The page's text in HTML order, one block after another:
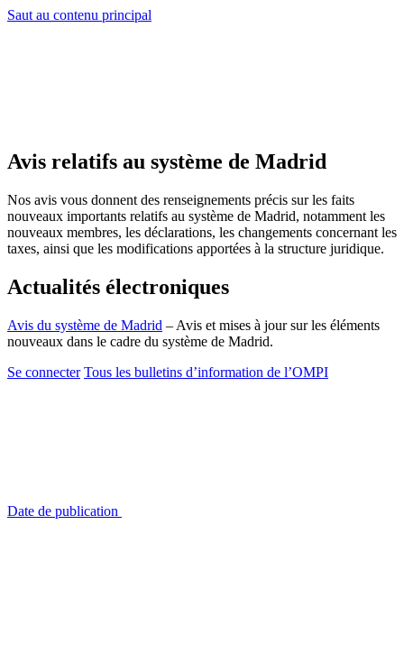
Saut au contenu principal
Avis relatifs au système de Madrid
Nos avis vous donnent des renseignements précis sur les faits
nouveaux importants relatifs au système de Madrid, notamment les
nouveaux membres, les déclarations, les changements concernant les
taxes, ainsi que les modifications apportées à la structure juridique.
Actualités électroniques
Avis du système de Madrid – Avis et mises à jour sur les éléments
nouveaux dans le cadre du système de Madrid.
Se connecter Tous les bulletins d’information de l’OMPI
Date de publication